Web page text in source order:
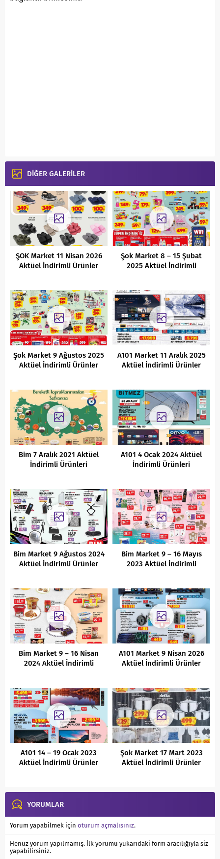
DİĞER GALERİLER
ŞOK Market 11 Nisan 2026
Aktüel İndirimli Ürünler
Şok Market 8 – 15 Şubat
2025 Aktüel İndirimli
Şok Market 9 Ağustos 2025
Aktüel İndirimli Ürünler
A101 Market 11 Aralık 2025
Aktüel İndirimli Ürünler
Bim 7 Aralık 2021 Aktüel
İndirimli Ürünleri
A101 4 Ocak 2024 Aktüel
İndirimli Ürünleri
Bim Market 9 Ağustos 2024
Aktüel İndirimli Ürünler
Bim Market 9 – 16 Mayıs
2023 Aktüel İndirimli
Bim Market 9 – 16 Nisan
2024 Aktüel İndirimli
A101 Market 9 Nisan 2026
Aktüel İndirimli Ürünler
A101 14 – 19 Ocak 2023
Aktüel İndirimli Ürünler
Şok Market 17 Mart 2023
Aktüel İndirimli Ürünler
YORUMLAR
Yorum yapabilmek için oturum açmalısınız.
Henüz yorum yapılmamış. İlk yorumu yukarıdaki form aracılığıyla siz
yapabilirsiniz.